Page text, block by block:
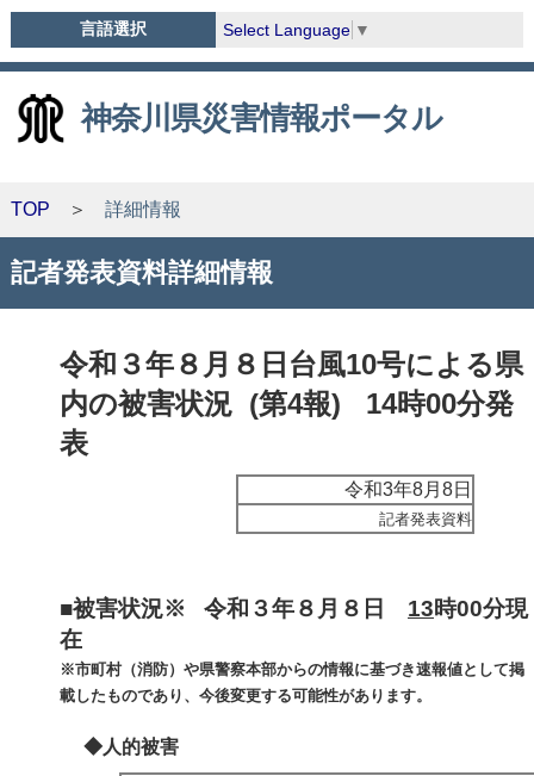
言語選択 Select Language ▼
神奈川県災害情報ポータル
TOP 詳細情報
記者発表資料詳細情報
令和３年８月８日台風10号による県
内の被害状況 (第4報) 14時00分発
表
令和3年8月8日
記者発表資料
■被害状況※ 令和３年８月８日 13時00分現
在
※市町村（消防）や県警察本部からの情報に基づき速報値として掲
載したものであり、今後変更する可能性があります。
◆人的被害